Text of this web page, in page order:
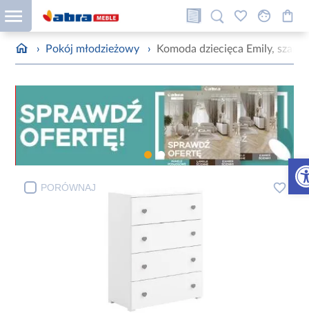
› Pokój młodzieżowy › Komoda dziecięca Emily, szara
PORÓWNAJ